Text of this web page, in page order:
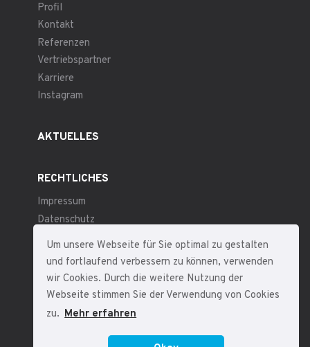
Um unsere Webseite für Sie optimal zu gestalten
und fortlaufend verbessern zu können, verwenden
wir Cookies. Durch die weitere Nutzung der
Webseite stimmen Sie der Verwendung von Cookies
zu. Mehr erfahren
Profil
Kontakt
Referenzen
Vertriebspartner
Karriere
Instagram
AKTUELLES
RECHTLICHES
Impressum
Datenschutz
Allgemeine Geschäftsbedingungen